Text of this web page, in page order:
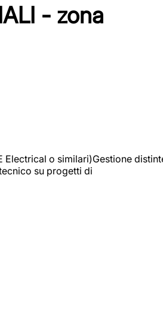
- zona
Electrical o similari)Gestione
su progetti di